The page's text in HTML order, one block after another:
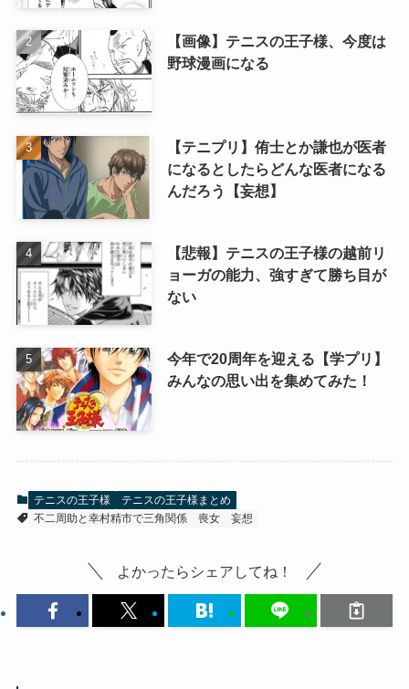
【画像】テニスの王子様、今度は
野球漫画になる
【テニプリ】侑士とか謙也が医者
になるとしたらどんな医者になる
んだろう【妄想】
【悲報】テニスの王子様の越前リ
ョーガの能力、強すぎて勝ち目が
ない
今年で20周年を迎える【学プリ】
みんなの思い出を集めてみた！
テニスの王子様
テニスの王子様まとめ
不二周助と幸村精市で三角関係
喪女 妄想
よかったらシェアしてね！